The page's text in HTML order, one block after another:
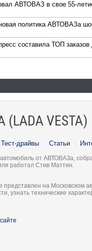
АВТОВАЗ в свое 55-
политика АВТОВАЗа
составила ТОП
VESTA)
Тест-драйвы · Статьи ·
от АВТОВАЗа,
работал Стив Маттин.
представлен на Московском
узнать технические